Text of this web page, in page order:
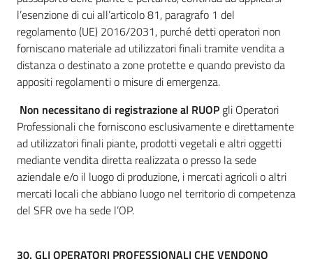
l’esenzione di cui all’articolo 81, paragrafo 1 del
regolamento (UE) 2016/2031, purché detti operatori non
forniscano materiale ad utilizzatori finali tramite vendita a
distanza o destinato a zone protette e quando previsto da
appositi regolamenti o misure di emergenza.
Non necessitano di registrazione al RUOP gli Operatori
Professionali che forniscono esclusivamente e direttamente
ad utilizzatori finali piante, prodotti vegetali e altri oggetti
mediante vendita diretta realizzata o presso la sede
aziendale e/o il luogo di produzione, i mercati agricoli o altri
mercati locali che abbiano luogo nel territorio di competenza
del SFR ove ha sede l’OP.
30. GLI OPERATORI PROFESSIONALI CHE VENDONO